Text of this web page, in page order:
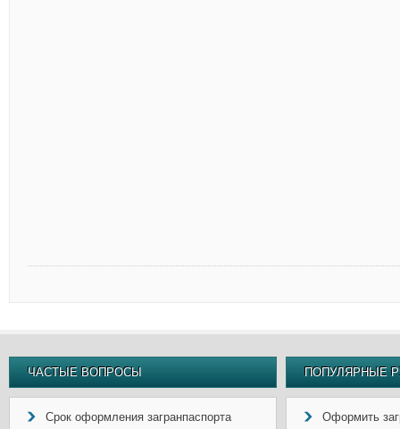
ЧАСТЫЕ ВОПРОСЫ
Срок оформления загранпаспорта
ПОПУЛЯРНЫЕ
Оформить